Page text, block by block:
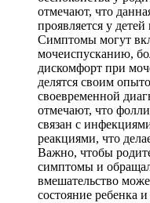
отмечают, что
проявляется у детей
Симптомы могут
мочеиспусканию,
дискомфорт при
делятся своим
своевременной
отмечают, что
связан с
реакциями, что
Важно, чтобы
симптомы и
вмешательство
состояние ребенка